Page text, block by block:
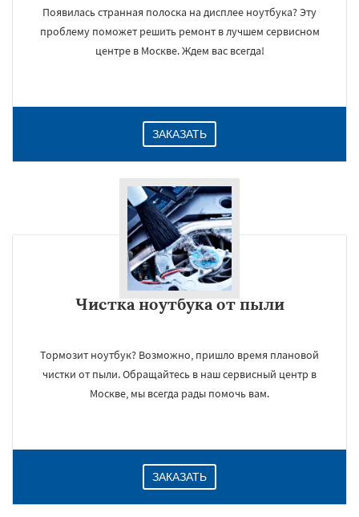
Появилась странная полоска на дисплее ноутбука? Эту
проблему поможет решить ремонт в лучшем сервисном
центре в Москве. Ждем вас всегда!
ЗАКАЗАТЬ
Чистка ноутбука от пыли
Тормозит ноутбук? Возможно, пришло время плановой
чистки от пыли. Обращайтесь в наш сервисный центр в
Москве, мы всегда рады помочь вам.
ЗАКАЗАТЬ